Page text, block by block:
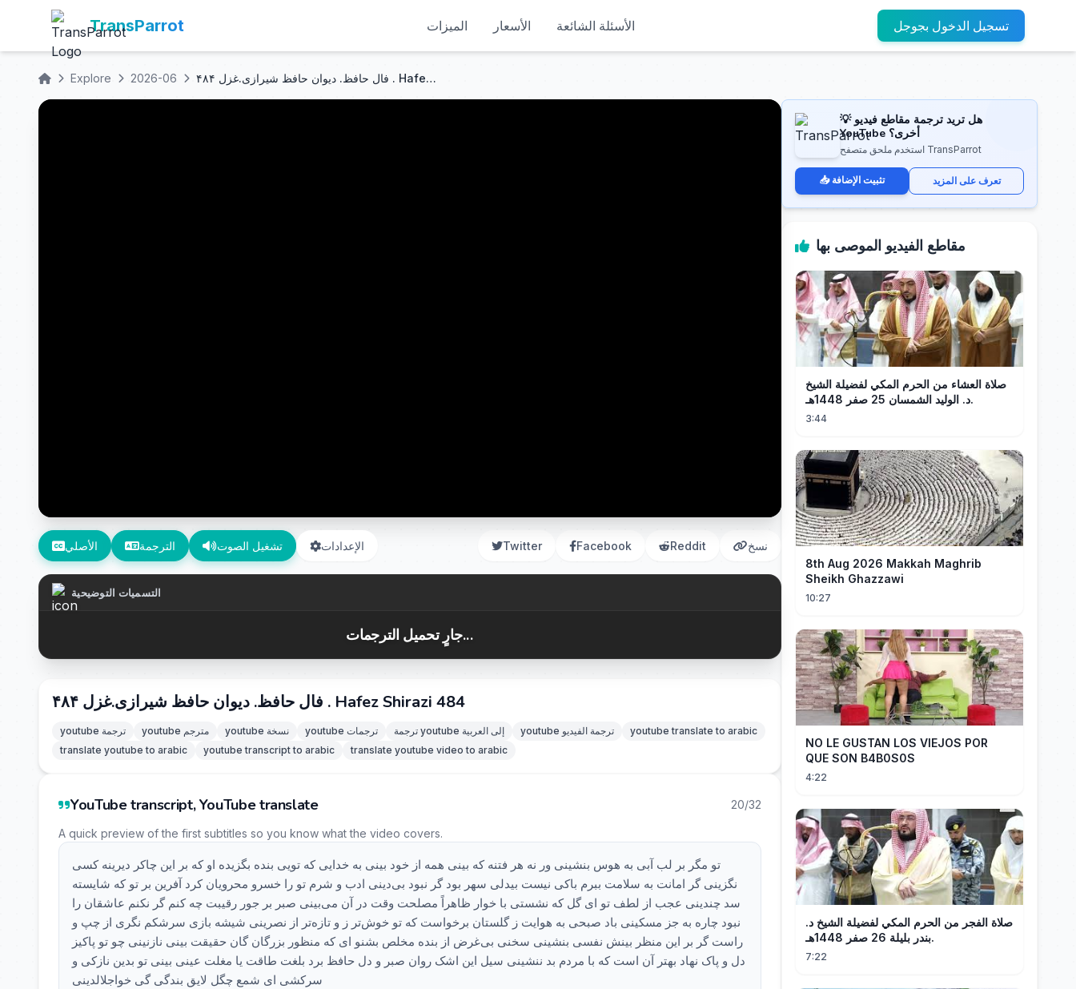
TransParrot الميزات الأسعار الأسئلة الشائعة تسجيل الدخول بجوجل
Explore 2026-06 فال حافظ. دیوان حافظ شیرازی.غزل ۴۸۴ . Hafez Shirazi 484
الأصلي الترجمة تشغيل الصوت الإعدادات Twitter Facebook Reddit نسخ
التسميات التوضيحية
جارٍ تحميل الترجمات...
فال حافظ. دیوان حافظ شیرازی.غزل ۴۸۴ . Hafez Shirazi 484
youtube ترجمة youtube مترجم youtube نسخة youtube ترجمات ترجمة youtube إلى العربية youtube ترجمة الفيديو
youtube translate to arabic
translate youtube to arabic
youtube transcript to arabic translate youtube video to arabic
YouTube transcript, YouTube translate 20/32
A quick preview of the first subtitles so you know what the video covers.
تو مگر بر لب آبی به هوس بنشینی ور نه هر فتنه که بینی همه از خود بینی به خدایی که تویی بنده بگزیده او که بر این چاکر دیرینه کسی
نگزینی گر امانت به سلامت ببرم باکی نیست بیدلی سهر بود گر نبود بی‌دینی ادب و شرم تو را خسرو محرویان کرد آفرین بر تو که شایسته
سد چندینی عجب از لطف تو ای گل که نشستی با خوار ظاهراً مصلحت وقت در آن می‌بینی صبر بر جور رقیبت چه کنم گر نکنم عاشقان را
نبود چاره به جز مسکینی باد صبحی به هوایت ز گلستان برخواست که تو خوش‌تر ز و تازه‌تر از نصرینی شیشه بازی سرشکم نگری از چپ و
راست گر بر این منظر بینش نفسی بنشینی سخنی بی‌غرض از بنده مخلص بشنو ای که منظور بزرگان گان حقیقت بینی نازنینی چو تو پاکیز
دل و پاک نهاد بهتر آن است که با مردم بد ننشینی سیل این اشک روان صبر و دل حافظ برد بلغت طاقت یا مغلت عینی بینی تو بدین نازکی و
سرکشی ای شمع چگل لایق بندگی گی خواجلالدینی
💡 هل تريد ترجمة مقاطع فيديو
YouTube أخرى؟
استخدم ملحق متصفح TransParrot
📥 تثبيت الإضافة تعرف على المزيد
مقاطع الفيديو الموصى بها
صلاة العشاء من الحرم المكي لفضيلة الشيخ
د. الوليد الشمسان 25 صفر 1448هـ.
3:44
8th Aug 2026 Makkah Maghrib
Sheikh Ghazzawi
10:27
NO LE GUSTAN LOS VIEJOS POR
QUE SON B4B0S0S
4:22
صلاة الفجر من الحرم المكي لفضيلة الشيخ د.
بندر بليلة 26 صفر 1448هـ.
7:22